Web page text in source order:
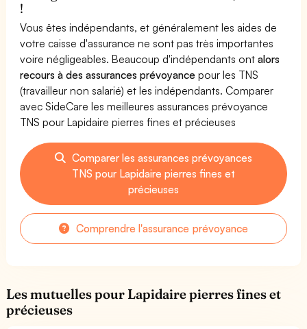
!
Vous êtes indépendants, et généralement les aides de
votre caisse d'assurance ne sont pas très importantes
voire négligeables. Beaucoup d'indépendants ontalors
recours à des assurances prévoyance pour les TNS
(travailleur non salarié) et les indépendants. Comparer
avec SideCare les meilleures assurances prévoyance
TNS pour Lapidaire pierres fines et précieuses
Comparer les assurances prévoyances
TNS pour Lapidaire pierres fines et
précieuses
Comprendre l'assurance prévoyance
Les mutuelles pour Lapidaire pierres fines et
précieuses